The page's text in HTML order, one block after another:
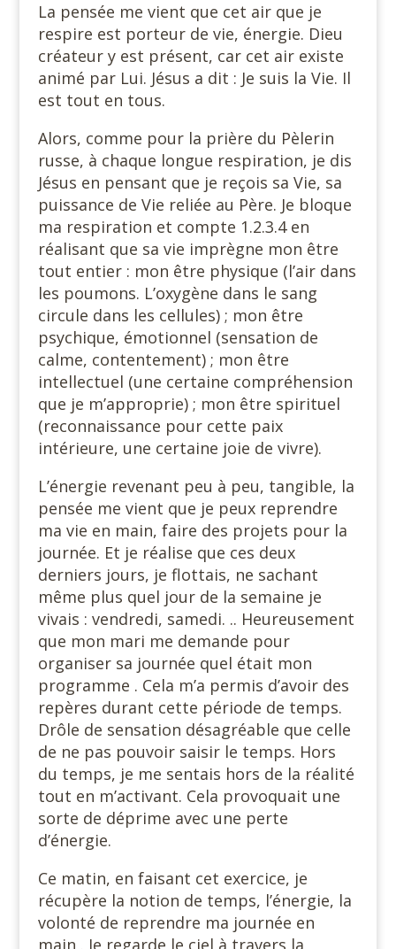
La pensée me vient que cet air que je
respire est porteur de vie, énergie. Dieu
créateur y est présent, car cet air existe
animé par Lui. Jésus a dit : Je suis la Vie. Il
est tout en tous.
Alors, comme pour la prière du Pèlerin
russe, à chaque longue respiration, je dis
Jésus en pensant que je reçois sa Vie, sa
puissance de Vie reliée au Père. Je bloque
ma respiration et compte 1.2.3.4 en
réalisant que sa vie imprègne mon être
tout entier : mon être physique (l’air dans
les poumons. L’oxygène dans le sang
circule dans les cellules) ; mon être
psychique, émotionnel (sensation de
calme, contentement) ; mon être
intellectuel (une certaine compréhension
que je m’approprie) ; mon être spirituel
(reconnaissance pour cette paix
intérieure, une certaine joie de vivre).
L’énergie revenant peu à peu, tangible, la
pensée me vient que je peux reprendre
ma vie en main, faire des projets pour la
journée. Et je réalise que ces deux
derniers jours, je flottais, ne sachant
même plus quel jour de la semaine je
vivais : vendredi, samedi. .. Heureusement
que mon mari me demande pour
organiser sa journée quel était mon
programme . Cela m’a permis d’avoir des
repères durant cette période de temps.
Drôle de sensation désagréable que celle
de ne pas pouvoir saisir le temps. Hors
du temps, je me sentais hors de la réalité
tout en m’activant. Cela provoquait une
sorte de déprime avec une perte
d’énergie.
Ce matin, en faisant cet exercice, je
récupère la notion de temps, l’énergie, la
volonté de reprendre ma journée en
main . Je regarde le ciel à travers la